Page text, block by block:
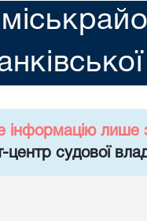
інформацію лише
центр судової